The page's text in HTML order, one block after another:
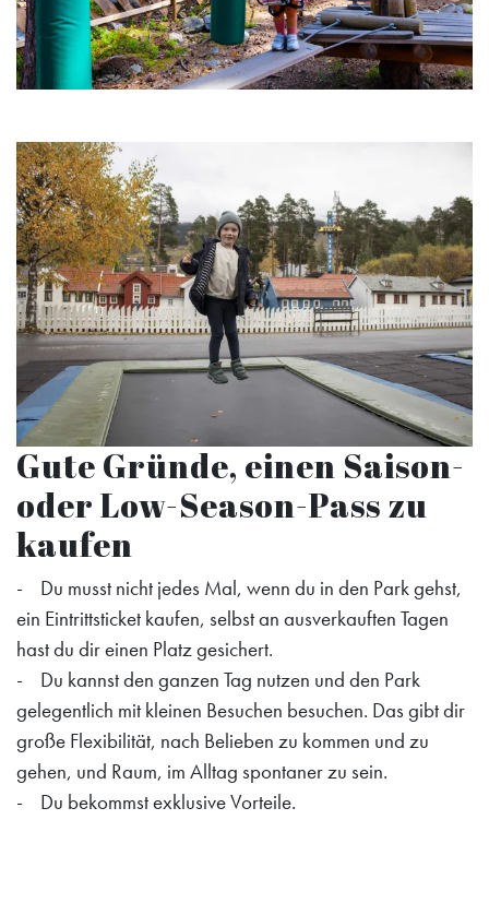
Gute Gründe, einen Saison-
oder Low-Season-Pass zu
kaufen
- Du musst nicht jedes Mal, wenn du in den Park gehst,
ein Eintrittsticket kaufen, selbst an ausverkauften Tagen
hast du dir einen Platz gesichert.
- Du kannst den ganzen Tag nutzen und den Park
gelegentlich mit kleinen Besuchen besuchen. Das gibt dir
große Flexibilität, nach Belieben zu kommen und zu
gehen, und Raum, im Alltag spontaner zu sein.
- Du bekommst exklusive Vorteile.